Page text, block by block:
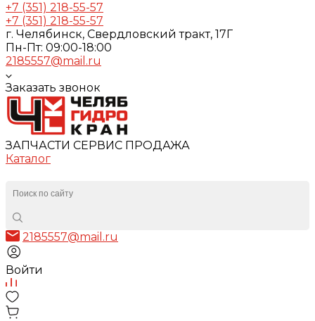
+7 (351) 218-55-57
+7 (351) 218-55-57
г. Челябинск, Свердловский тракт, 17Г
Пн-Пт: 09:00-18:00
2185557@mail.ru
Заказать звонок
ЗАПЧАСТИ СЕРВИС ПРОДАЖА
Каталог
2185557@mail.ru
Войти